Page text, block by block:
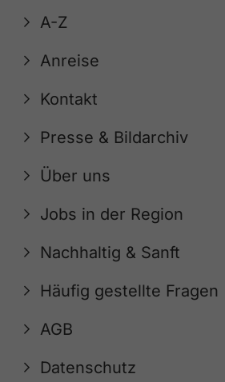
A-Z
Anreise
Kontakt
Presse & Bildarchiv
Über uns
Jobs in der Region
Nachhaltig & Sanft
Häufig gestellte Fragen
AGB
Datenschutz